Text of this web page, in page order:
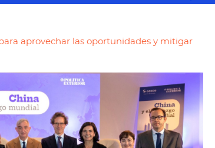
aprovechar las oportunidades y mitigar